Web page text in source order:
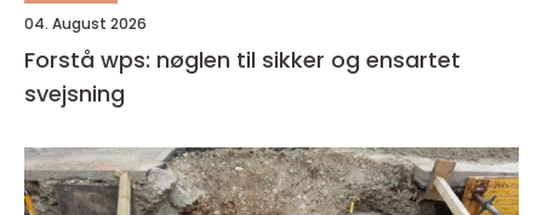
04. August 2026
Forstå wps: nøglen til sikker og ensartet
svejsning